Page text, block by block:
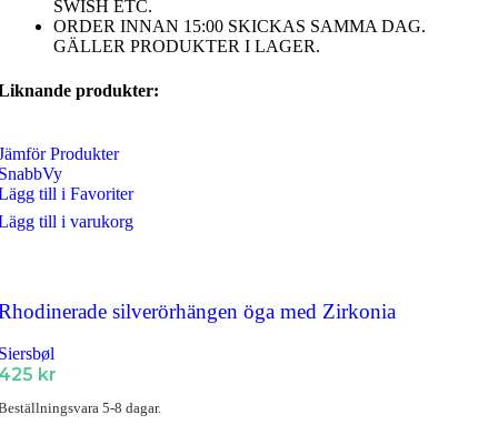
SWISH ETC.
ORDER INNAN 15:00 SKICKAS SAMMA DAG.
GÄLLER PRODUKTER I LAGER.
produkter:
Produkter
till i Favoriter
till i varukorg
silverörhängen öga med Zirkonia
kr
5-8 dagar.